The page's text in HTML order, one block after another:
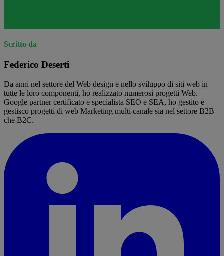
Scritto da
Federico Deserti
Da anni nel settore del Web design e nello sviluppo di siti web in
tutte le loro componenti, ho realizzato numerosi progetti Web.
Google partner certificato e specialista SEO e SEA, ho gestito e
gestisco progetti di web Marketing multi canale sia nel settore B2B
che B2C.